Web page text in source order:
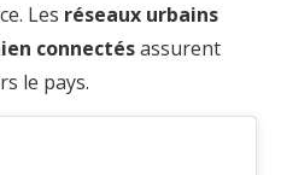
Les réseaux urbains
connectésassurent
le pays.